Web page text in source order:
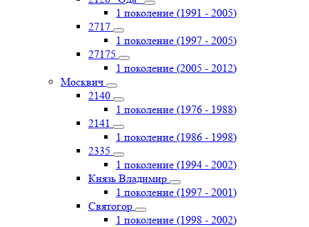
1 поколение (1991 - 2005)
2717
1 поколение (1997 - 2005)
27175
1 поколение (2005 - 2012)
Москвич
2140
1 поколение (1976 - 1988)
2141
1 поколение (1986 - 1998)
2335
1 поколение (1994 - 2002)
Князь Владимир
1 поколение (1997 - 2001)
Святогор
1 поколение (1998 - 2002)